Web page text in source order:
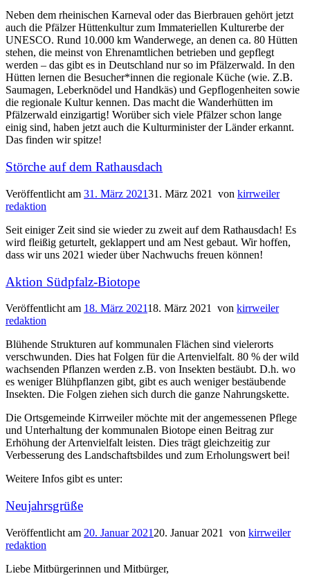
Neben dem rheinischen Karneval oder das Bierbrauen gehört jetzt
auch die Pfälzer Hüttenkultur zum Immateriellen Kulturerbe der
UNESCO. Rund 10.000 km Wanderwege, an denen ca. 80 Hütten
stehen, die meinst von Ehrenamtlichen betrieben und gepflegt
werden – das gibt es in Deutschland nur so im Pfälzerwald. In den
Hütten lernen die Besucher*innen die regionale Küche (wie. Z.B.
Saumagen, Leberknödel und Handkäs) und Gepflogenheiten sowie
die regionale Kultur kennen. Das macht die Wanderhütten im
Pfälzerwald einzigartig! Worüber sich viele Pfälzer schon lange
einig sind, haben jetzt auch die Kulturminister der Länder erkannt.
Das finden wir spitze!
Störche auf dem Rathausdach
Veröffentlicht am 31. März 202131. März 2021 von kirrweiler
redaktion
Seit einiger Zeit sind sie wieder zu zweit auf dem Rathausdach! Es
wird fleißig geturtelt, geklappert und am Nest gebaut. Wir hoffen,
dass wir uns 2021 wieder über Nachwuchs freuen können!
Aktion Südpfalz-Biotope
Veröffentlicht am 18. März 202118. März 2021 von kirrweiler
redaktion
Blühende Strukturen auf kommunalen Flächen sind vielerorts
verschwunden. Dies hat Folgen für die Artenvielfalt. 80 % der wild
wachsenden Pflanzen werden z.B. von Insekten bestäubt. D.h. wo
es weniger Blühpflanzen gibt, gibt es auch weniger bestäubende
Insekten. Die Folgen ziehen sich durch die ganze Nahrungskette.
Die Ortsgemeinde Kirrweiler möchte mit der angemessenen Pflege
und Unterhaltung der kommunalen Biotope einen Beitrag zur
Erhöhung der Artenvielfalt leisten. Dies trägt gleichzeitig zur
Verbesserung des Landschaftsbildes und zum Erholungswert bei!
Weitere Infos gibt es unter:
Neujahrsgrüße
Veröffentlicht am 20. Januar 2021 20. Januar 2021 von kirrweiler
redaktion
Liebe Mitbürgerinnen und Mitbürger,